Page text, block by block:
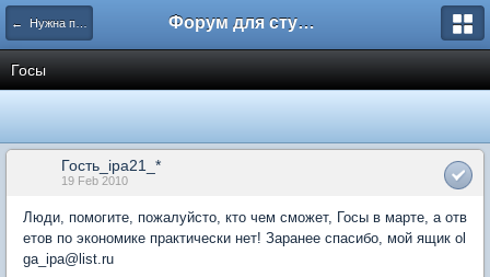
← Нужна помощь Форум для студента СГА
Госы
Гость_ipa21_*
19 Feb 2010
Люди, помогите, пожалуйсто, кто чем сможет, Госы в марте, а отв
етов по экономике практически нет! Заранее спасибо, мой ящик ol
ga_ipa@list.ru